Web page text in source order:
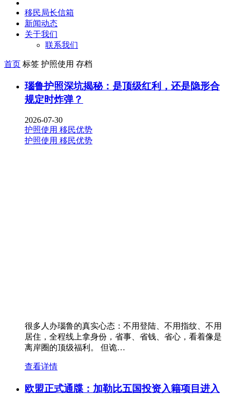
移民局长信箱
新闻动态
关于我们
联系我们
首页 标签 护照使用 存档
瑙鲁护照深坑揭秘：是顶级红利，还是隐形合
规定时炸弹？
2026-07-30
护照使用 移民优势
护照使用 移民优势
很多人办瑙鲁的真实心态：不用登陆、不用指纹、不用
居住，全程线上拿身份，省事、省钱、省心，看着像是
离岸圈的顶级福利。 但诡…
查看详情
欧盟正式通牒：加勒比五国投资入籍项目进入